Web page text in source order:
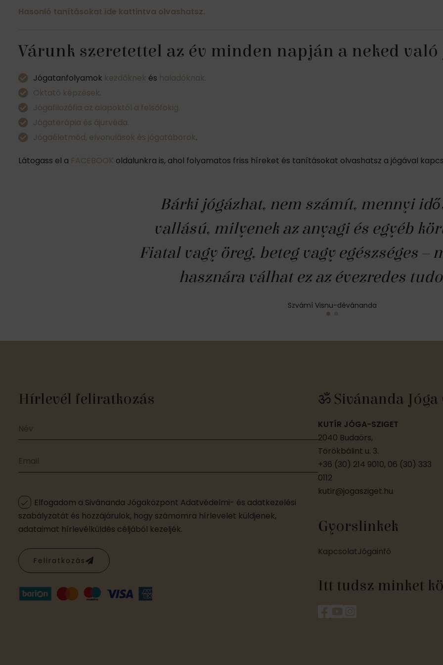
Hasonló tanításokat ide kattintva olvashatsz.
Várunk szeretettel az év minden napján a neked
Jógatanfolyamok kezdőknek és haladóknak.
Oktató képzések.
Jógafilozófia az alapoktól a felsőfokig.
Jógaterápia és ájurvéda.
Jógaéletmód, elvonulások és jógatáborok.
Látogass el a FACEBOOK oldalunkra is, ahol folyamatos friss híreket és tanításokat olvashatsz a jógával
Bárki jógázhat, nem számít, mennyi
vallású, milyenek az anyagi és egyéb
Fiatal vagy öreg, beteg vagy egészséges –
hasznára válhat ez az évezredes
Szvámí Visnu-dévánanda
Hírlevél feliratkozás
Elfogadom a Sivánanda Jógaközpont Adatvédelmi- és adatkezelési
szabályzatát és hozzájárulok, hogy számomra hírlevelet küldjenek,
adataimat hírlevélküldés céljából kezeljék.
Feliratkozás
ॐ Sivánanda Jóga
KUTÍR JÓGA-SZIGET
2040 Budaörs,
Törökbálint u. 3.
+36 (30) 214 9010, 06 (30) 333
0112
kutir@jogasziget.hu
Gyorslinkek
KapcsolatJógainfó
Itt tudsz minket